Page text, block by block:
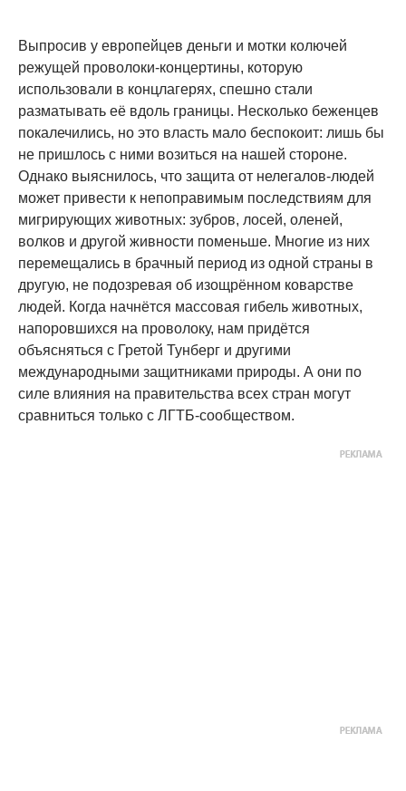
Выпросив у европейцев деньги и мотки колючей
режущей проволоки-концертины, которую
использовали в концлагерях, спешно стали
разматывать её вдоль границы. Несколько беженцев
покалечились, но это власть мало беспокоит: лишь бы
не пришлось с ними возиться на нашей стороне.
Однако выяснилось, что защита от нелегалов-людей
может привести к непоправимым последствиям для
мигрирующих животных: зубров, лосей, оленей,
волков и другой живности поменьше. Многие из них
перемещались в брачный период из одной страны в
другую, не подозревая об изощрённом коварстве
людей. Когда начнётся массовая гибель животных,
напоровшихся на проволоку, нам придётся
объясняться с Гретой Тунберг и другими
международными защитниками природы. А они по
силе влияния на правительства всех стран могут
сравниться только с ЛГТБ-сообществом.